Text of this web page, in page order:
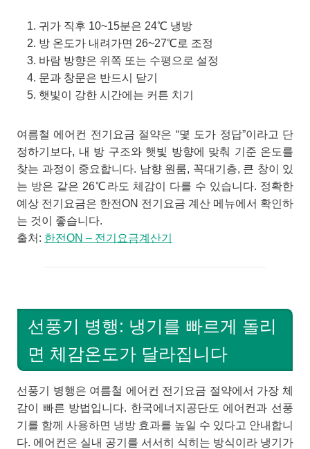
귀가 직후 10~15분은 24℃ 냉방
방 온도가 내려가면 26~27℃로 조정
바람 방향은 위쪽 또는 수평으로 설정
문과 창문은 반드시 닫기
햇빛이 강한 시간에는 커튼 치기
여름철 에어컨 전기요금 절약은 “몇 도가 정답”이라고 단
정하기보다, 내 방 구조와 햇빛 방향에 맞춰 기준 온도를
찾는 과정이 중요합니다. 남향 원룸, 꼭대기층, 큰 창이 있
는 방은 같은 26℃라도 체감이 다를 수 있습니다. 정확한
예상 전기요금은 한전ON 전기요금 계산 메뉴에서 확인하
는 것이 좋습니다.
출처: 한전ON – 전기요금계산기
선풍기 병행: 냉기를 빠르게 돌리
면 체감온도가 달라집니다
선풍기 병행은 여름철 에어컨 전기요금 절약에서 가장 체
감이 빠른 방법입니다. 한국에너지공단도 에어컨과 선풍
기를 함께 사용하면 냉방 효과를 높일 수 있다고 안내합니
다. 에어컨은 실내 공기를 서서히 식히는 방식이라 냉기가